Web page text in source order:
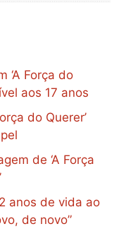
‘A Força do
aos 17 anos
do Querer’
de ‘A Força
anos de vida ao
de novo”